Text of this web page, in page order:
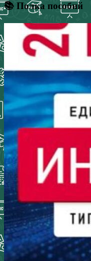
📚 Полка пособий